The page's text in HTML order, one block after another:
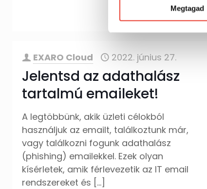
Megtagad
tovább
EXARO Cloud 2022. június 27.
Jelentsd az adathalász
tartalmú emaileket!
A legtöbbünk, akik üzleti célokból
használjuk az emailt, találkoztunk már,
vagy találkozni fogunk adathalász
(phishing) emailekkel. Ezek olyan
kísérletek, amik férlevezetik az IT email
rendszereket és […]